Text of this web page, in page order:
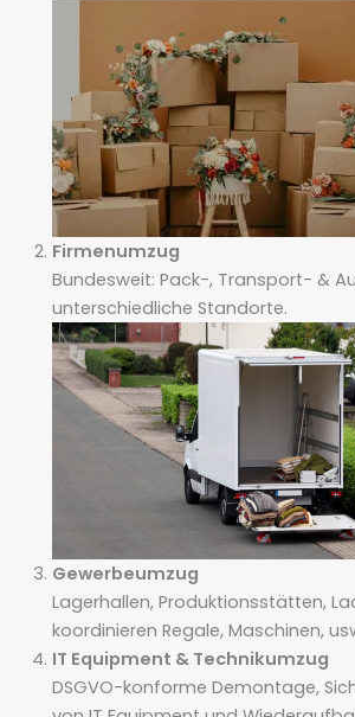
Firmen­umzug
Bundesweit: Pack-, Transport- &
unterschiedliche Standorte.
Gewerbe­umzug
Lagerhallen, Produktionsstätten,
koordinieren Regale, Maschinen,
IT Equipment & Technik­umzug
DSGVO-konforme Demontage,